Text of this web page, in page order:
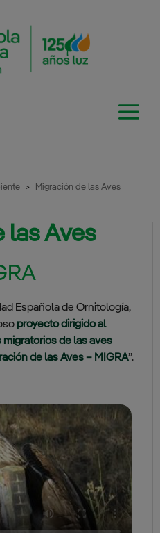
> Migración de las Aves
las Aves
Española de Ornitología,
proyecto dirigido al
de las aves
de las Aves – MIGRA”.